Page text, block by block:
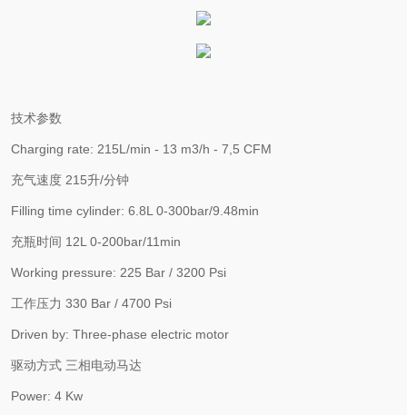
技术参数
Charging rate: 215L/min - 13 m3/h - 7,5 CFM
充气速度 215升/分钟
Filling time cylinder: 6.8L 0-300bar/9.48min
充瓶时间 12L 0-200bar/11min
Working pressure: 225 Bar / 3200 Psi
工作压力 330 Bar / 4700 Psi
Driven by: Three-phase electric motor
驱动方式 三相电动马达
Power: 4 Kw